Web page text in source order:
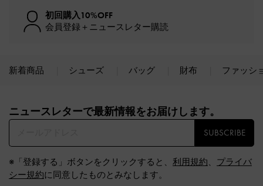
初回購入10%OFF
会員登録＋ニュースレター購読
新着商品 シューズ バッグ 財布 ファッシ
ニュースレターで最新情報をお届けします。​
SUBSCRIBE
※「登録する」ボタンをクリックすると、 利用規約、 プライバ
シー規約に同意したものとみなします。